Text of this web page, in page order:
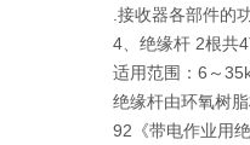
.接收器各部件的
4、绝缘杆 2根共
适用范围：6～
绝缘杆由环氧树
92《带电作业用